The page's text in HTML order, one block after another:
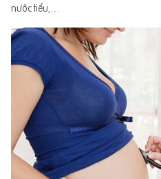
nước tiểu,…